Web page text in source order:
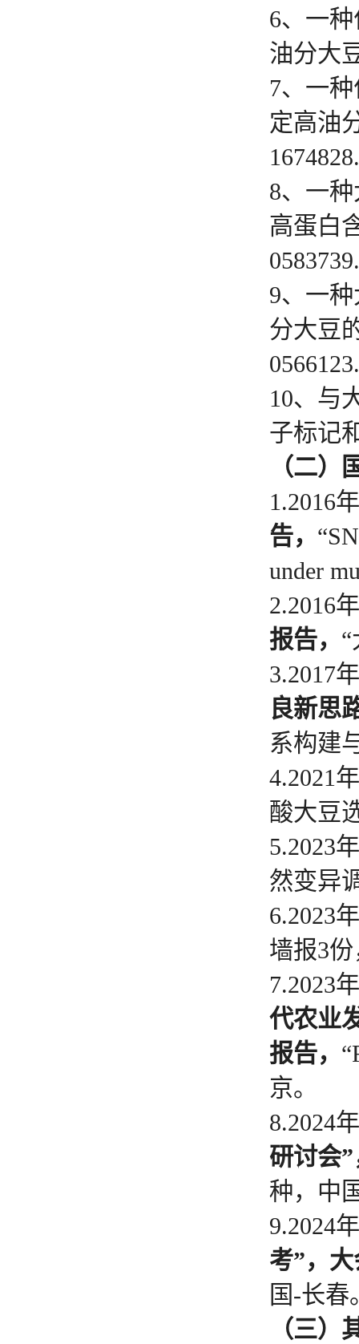
6、一
油分大
7、一
定高油
8、一
高蛋白
9、一
分大豆
10、与
子标记
（二）
1.2016
告，
under
2.2016
报告，
3.2017
良新思
系构建
4.2021
酸大豆
5.2023
然变异
6.2023
墙报3
7.2023
代农业
报告，
京。
8.2024
研讨会
种，中
9.2024
考”，
国-长春
（三）